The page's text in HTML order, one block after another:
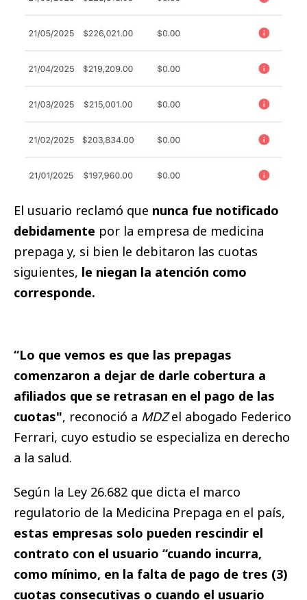
El usuario reclamó que nunca fue notificado
debidamente por la empresa de medicina
prepaga y, si bien le debitaron las cuotas
siguientes, le niegan la atención como
corresponde.
“Lo que vemos es que las prepagas
comenzaron a dejar de darle cobertura a
afiliados que se retrasan en el pago de las
cuotas", reconoció a MDZel abogado Federico
Ferrari, cuyo estudio se especializa en derecho
a la salud.
Según la Ley 26.682 que dicta el marco
regulatorio de la Medicina Prepaga en el país,
estas empresas solo pueden rescindir el
contrato con el usuario “cuando incurra,
como mínimo, en la falta de pago de tres (3)
cuotas consecutivas o cuando el usuario